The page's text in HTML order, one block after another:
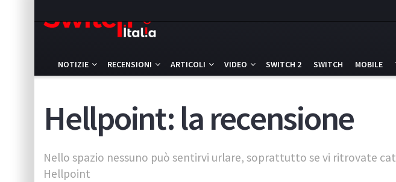
NOTIZIE RECENSIONI ARTICOLI VIDEO SWITCH 2 SWITCH MOBILE
Hellpoint: la recensione
Nello spazio nessuno può sentirvi urlare, soprattutto se vi ritrovate
Hellpoint